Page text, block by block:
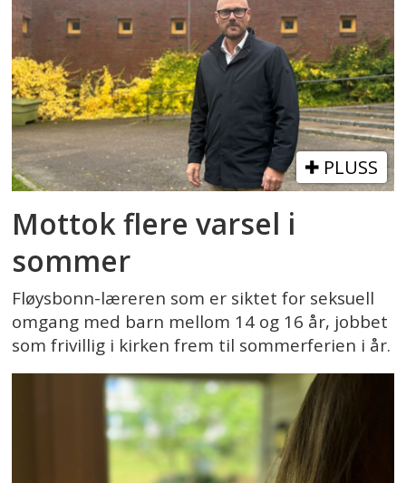
PLUSS
Mottok flere varsel i
sommer
Fløysbonn-læreren som er siktet for seksuell
omgang med barn mellom 14 og 16 år, jobbet
som frivillig i kirken frem til sommerferien i år.